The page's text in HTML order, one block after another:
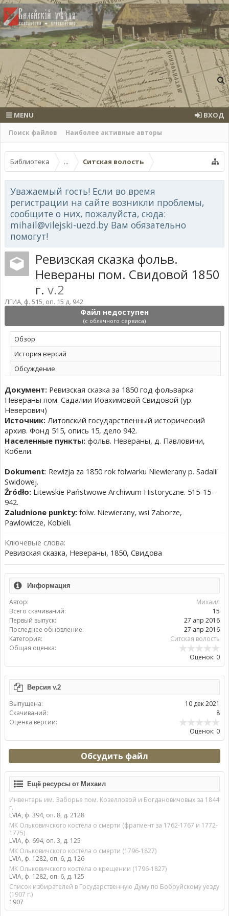
Поиск файлов Наиболее активные авторы
MENU ВХОД
Библиотека ... Ситская волость
Уважаемый гость! Если во время
регистрации на сайте возникли проблемы,
сообщите о них, пожалуйста, сюда:
mihail@vilejski-uezd.by Вам обязательно
помогут!
Файл недоступен
(с облачного сервиса)
Ревизская сказка фольв.
Невераны пом. Свидовой 1850
г. v.2
ЛГИА, ф. 515, оп. 15 д. 942
Обзoр
История версий
Обсуждение
Документ: Ревизская сказка за 1850 год фольварка
Невераны пом. Садалии Иоахимовой Свидовой (ур.
Неверович)
Источник: Литовский государственный исторический
архив. Фонд 515, опись 15, дело 942.
Населенные пункты: фольв. Невераны, д. Павловичи,
Кобели.
Dokument: Rewizja za 1850 rok folwarku Niewierany p. Sadalii
Swidowej.
Źródło: Litewskie Państwowe Archiwum Historyczne. 515-15-
942.
Zaludnione punkty: folw. Niewierany, wsi Zaborze,
Pawlowicze, Kobieli.
Ключевые слова:
Ревизская сказка, Невераны, 1850, Свидова
Информация
Автор:
Михаил
Всего скачиваний:
15
Первый выпуск:
27 апр 2016
Последнее обновление:
27 апр 2016
Категория:
Ситская волость
Общая оценка:
Оценок: 0
Версия v.2
Выпущена:
10 дек 2021
Скачиваний:
8
Оценка версии:
Оценок: 0
Обсудить файл
Ещё ресурсы от Михаил
Инвентарь им. Заборье пом. Козелловой и Богдановичовых за 1844
г.
LVIA, ф. 394, оп. 8, д. 2128
МК Ольковичского костёла о смерти (фрагмент за 1762-1767 и 1772-
1775)
LVIA, ф. 694, оп. 3, д. 125
МК Ольковичского костёла о смерти (1796-1827)
LVIA, ф. 1282, оп. 6, д. 126
МК Ольковичского костёла о крещении (1796-1827)
LVIA, ф. 1282, оп. 6, д. 125
Список избирателей в Государственную Думу по Бобруйскому уезду
(1907 г.)
1907